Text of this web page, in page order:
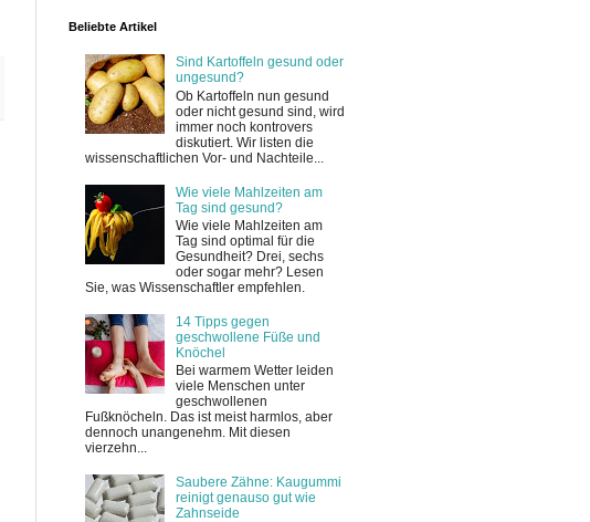
Beliebte Artikel
Sind Kartoffeln gesund oder
ungesund?
Ob Kartoffeln nun gesund
oder nicht gesund sind, wird
immer noch kontrovers
diskutiert. Wir listen die
wissenschaftlichen Vor- und Nachteile...
Wie viele Mahlzeiten am
Tag sind gesund?
Wie viele Mahlzeiten am
Tag sind optimal für die
Gesundheit? Drei, sechs
oder sogar mehr? Lesen
Sie, was Wissenschaftler empfehlen.
14 Tipps gegen
geschwollene Füße und
Knöchel
Bei warmem Wetter leiden
viele Menschen unter
geschwollenen
Fußknöcheln. Das ist meist harmlos, aber
dennoch unangenehm. Mit diesen
vierzehn...
Saubere Zähne: Kaugummi
reinigt genauso gut wie
Zahnseide